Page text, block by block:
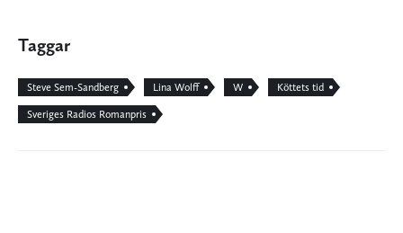
Taggar
Steve Sem-Sandberg Lina Wolff W Köttets tid
Sveriges Radios Romanpris